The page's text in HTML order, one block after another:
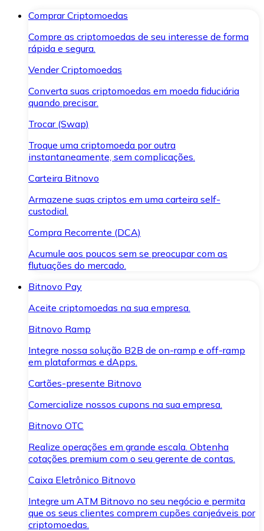
Comprar Criptomoedas
Compre as criptomoedas de seu interesse de forma
rápida e segura.
Vender Criptomoedas
Converta suas criptomoedas em moeda fiduciária
quando precisar.
Trocar (Swap)
Troque uma criptomoeda por outra
instantaneamente, sem complicações.
Carteira Bitnovo
Armazene suas criptos em uma carteira self-
custodial.
Compra Recorrente (DCA)
Acumule aos poucos sem se preocupar com as
flutuações do mercado.
Bitnovo Pay
Aceite criptomoedas na sua empresa.
Bitnovo Ramp
Integre nossa solução B2B de on-ramp e off-ramp
em plataformas e dApps.
Cartões-presente Bitnovo
Comercialize nossos cupons na sua empresa.
Bitnovo OTC
Realize operações em grande escala. Obtenha
cotações premium com o seu gerente de contas.
Caixa Eletrônico Bitnovo
Integre um ATM Bitnovo no seu negócio e permita
que os seus clientes comprem cupões canjeáveis por
criptomoedas.